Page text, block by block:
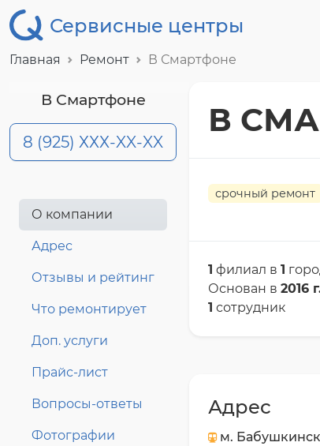
Сервисные центры
Главная Ремонт В Смартфоне
В Смартфоне
8 (925) ХХХ-XX-XX
О компании
Адрес
Отзывы и рейтинг
Что ремонтирует
Доп. услуги
Прайс-лист
Вопросы-ответы
Фотографии
В
срочный ремонт
1 филиал в 1
Основан в 2016
1 сотрудник
Адрес
м.